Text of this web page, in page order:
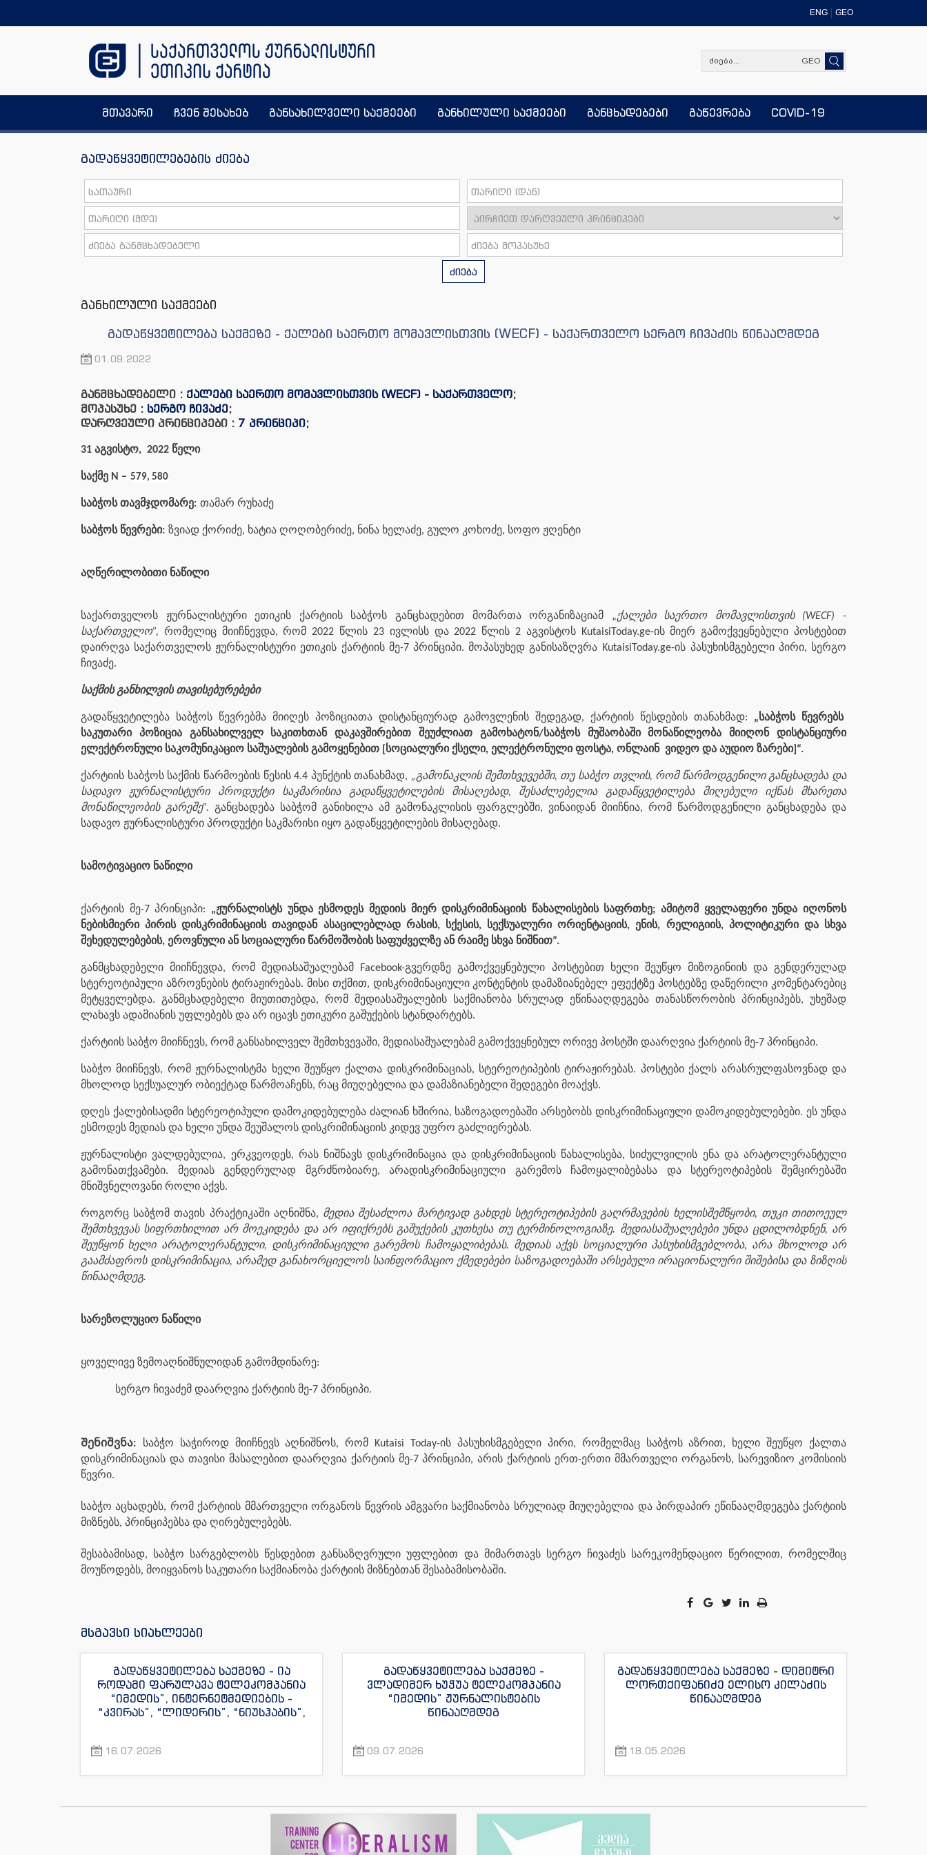
ENG GEO
GEO
მთავარი ჩვენ შესახებ განსახილველი საქმეები განხილული საქმეები განცხადებები გაწევრება COVID-19
გადაწყვეტილებების ძიება
ძიება
განხილული საქმეები
გადაწყვეტილება საქმეზე - ქალები საერთო მომავლისთვის (WECF) - საქართველო სერგო ჩივაძის წინააღმდეგ
01.09.2022
განმცხადებელი : ქალები საერთო მომავლისთვის (WECF) - საქართველო;
მოპასუხე : სერგო ჩივაძე;
დარღვეული პრინციპები : 7 პრინციპი;
31 აგვისტო, 2022 წელი
საქმე N – 579, 580
საბჭოს თავმჯდომარე: თამარ რუხაძე
საბჭოს წევრები: ზვიად ქორიძე, ხატია ღოღობერიძე, ნინა ხელაძე, გულო კოხოძე, სოფო ჟღენტი
აღწერილობითი ნაწილი
საქართველოს ჟურნალისტური ეთიკის ქარტიის საბჭოს განცხადებით მომართა ორგანიზაციამ „ქალები საერთო მომავლისთვის (WECF) -
საქართველო”, რომელიც მიიჩნევდა, რომ 2022 წლის 23 ივლისს და 2022 წლის 2 აგვისტოს KutaisiToday.ge-ის მიერ გამოქვეყნებული პოსტებით
დაირღვა საქართველოს ჟურნალისტური ეთიკის ქარტიის მე-7 პრინციპი. მოპასუხედ განისაზღვრა KutaisiToday.ge-ის პასუხისმგებელი პირი, სერგო
ჩივაძე.
საქმის განხილვის თავისებურებები
გადაწყვეტილება საბჭოს წევრებმა მიიღეს პოზიციათა დისტანციურად გამოვლენის შედეგად, ქარტიის წესდების თანახმად: „საბჭოს წევრებს
საკუთარი პოზიცია განსახილველ საკითხთან დაკავშირებით შეუძლიათ გამოხატონ/საბჭოს მუშაობაში მონაწილეობა მიიღონ დისტანციური
ელექტრონული საკომუნიკაციო საშუალების გამოყენებით [სოციალური ქსელი, ელექტრონული ფოსტა, ონლაინ ვიდეო და აუდიო ზარები]“.
ქარტიის საბჭოს საქმის წარმოების წესის 4.4 პუნქტის თანახმად, „გამონაკლის შემთხვევებში, თუ საბჭო თვლის, რომ წარმოდგენილი განცხადება და
სადავო ჟურნალისტური პროდუქტი საკმარისია გადაწყვეტილების მისაღებად, შესაძლებელია გადაწყვეტილება მიღებული იქნას მხარეთა
მონაწილეობის გარეშე”. განცხადება საბჭომ განიხილა ამ გამონაკლისის ფარგლებში, ვინაიდან მიიჩნია, რომ წარმოდგენილი განცხადება და
სადავო ჟურნალისტური პროდუქტი საკმარისი იყო გადაწყვეტილების მისაღებად.
სამოტივაციო ნაწილი
ქარტიის მე-7 პრინციპი: „ჟურნალისტს უნდა ესმოდეს მედიის მიერ დისკრიმინაციის წახალისების საფრთხე; ამიტომ ყველაფერი უნდა იღონოს
ნებისმიერი პირის დისკრიმინაციის თავიდან ასაცილებლად რასის, სქესის, სექსუალური ორიენტაციის, ენის, რელიგიის, პოლიტიკური და სხვა
შეხედულებების, ეროვნული ან სოციალური წარმოშობის საფუძველზე ან რაიმე სხვა ნიშნით”.
განმცხადებელი მიიჩნევდა, რომ მედიასაშუალებამ Facebook-გვერდზე გამოქვეყნებული პოსტებით ხელი შეუწყო მიზოგინიის და გენდერულად
სტერეოტიპული აზროვნების ტირაჟირებას. მისი თქმით, დისკრიმინაციული კონტენტის დამაზიანებელ ეფექტზე პოსტებზე დაწერილი კომენტარებიც
მეტყველებდა. განმცხადებელი მიუთითებდა, რომ მედიასაშუალების საქმიანობა სრულად ეწინააღდეგება თანასწორობის პრინციპებს, უხეშად
ლახავს ადამიანის უფლებებს და არ იცავს ეთიკური გაშუქების სტანდარტებს.
ქარტიის საბჭო მიიჩნევს, რომ განსახილველ შემთხვევაში, მედიასაშუალებამ გამოქვეყნებულ ორივე პოსტში დაარღვია ქარტიის მე-7 პრინციპი.
საბჭო მიიჩნევს, რომ ჟურნალისტმა ხელი შეუწყო ქალთა დისკრიმინაციას, სტერეოტიპების ტირაჟირებას. პოსტები ქალს არასრულფასოვნად და
მხოლოდ სექსუალურ ობიექტად წარმოაჩენს, რაც მიუღებელია და დამაზიანებელი შედეგები მოაქვს.
დღეს ქალებისადმი სტერეოტიპული დამოკიდებულება ძალიან ხშირია, საზოგადოებაში არსებობს დისკრიმინაციული დამოკიდებულებები. ეს უნდა
ესმოდეს მედიას და ხელი უნდა შეუშალოს დისკრიმინაციის კიდევ უფრო გაძლიერებას.
ჟურნალისტი ვალდებულია, ერკვეოდეს, რას ნიშნავს დისკრიმინაცია და დისკრიმინაციის წახალისება, სიძულვილის ენა და არატოლერანტული
გამონათქვამები. მედიას გენდერულად მგრძნობიარე, არადისკრიმინაციული გარემოს ჩამოყალიბებასა და სტერეოტიპების შემცირებაში
მნიშვნელოვანი როლი აქვს.
როგორც საბჭომ თავის პრაქტიკაში აღნიშნა, მედია შესაძლოა მარტივად გახდეს სტერეოტიპების გაღრმავების ხელისშემწყობი, თუკი თითოეულ
შემთხვევას სიფრთხილით არ მოეკიდება და არ იფიქრებს გაშუქების კუთხესა თუ ტერმინოლოგიაზე. მედიასაშუალებები უნდა ცდილობდნენ, არ
შეუწყონ ხელი არატოლერანტული, დისკრიმინაციული გარემოს ჩამოყალიბებას. მედიას აქვს სოციალური პასუხისმგებლობა, არა მხოლოდ არ
გაამძაფროს დისკრიმინაცია, არამედ განახორციელოს საინფორმაციო ქმედებები საზოგადოებაში არსებული ირაციონალური შიშებისა და ზიზღის
წინააღმდეგ.
სარეზოლუციო ნაწილი
ყოველივე ზემოაღნიშნულიდან გამომდინარე:
სერგო ჩივაძემ დაარღვია ქარტიის მე-7 პრინციპი.
Შენიშვნა:
საბჭო საჭიროდ მიიჩნევს აღნიშნოს, რომ Kutaisi Today-ის პასუხისმგებელი პირი, რომელმაც საბჭოს აზრით, ხელი შეუწყო ქალთა
დისკრიმინაციას და თავისი მასალებით დაარღვია ქარტიის მე-7 პრინციპი, არის ქარტიის ერთ-ერთი მმართველი ორგანოს, სარევიზიო კომისიის
წევრი.
საბჭო აცხადებს, რომ ქარტიის მმართველი ორგანოს წევრის ამგვარი საქმიანობა სრულიად მიუღებელია და პირდაპირ ეწინააღმდეგება ქარტიის
მიზნებს, პრინციპებსა და ღირებულებებს.
შესაბამისად, საბჭო სარგებლობს წესდებით განსაზღვრული უფლებით და მიმართავს სერგო ჩივაძეს სარეკომენდაციო წერილით, რომელშიც
მოუწოდებს, მოიყვანოს საკუთარი საქმიანობა ქარტიის მიზნებთან შესაბამისობაში.
მსგავსი სიახლეები
გადაწყვეტილება საქმეზე - ია
როდამი ფარულავა ტელეკომპანია
“იმედის”, ინტერნეტმედიების -
“კვირას”, “ლიდერის”, “ნიუსჰაბის”,
და “ექსკლუზივტივის”
16.07.2026
გადაწყვეტილება საქმეზე -
ვლადიმერ ხუჭუა ტელეკომპანია
“იმედის” ჟურნალისტების
წინააღმდეგ
09.07.2026
გადაწყვეტილება საქმეზე - დიმიტრი
ლორთქიფანიძე ელისო კილაძის
წინააღმდეგ
18.05.2026